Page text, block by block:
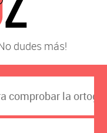
dudes más!